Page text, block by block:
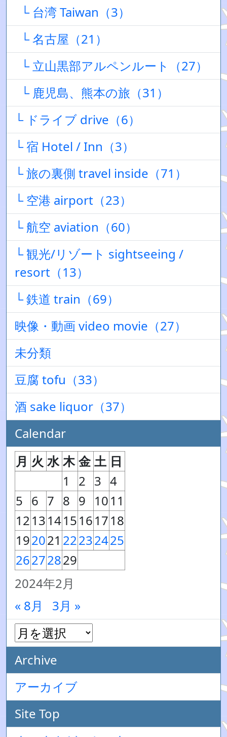
└ 台湾 Taiwan（3）
└ 名古屋（21）
└ 立山黒部アルペンルート（27）
└ 鹿児島、熊本の旅（31）
└ ドライブ drive（6）
└ 宿 Hotel / Inn（3）
└ 旅の裏側 travel inside（71）
└ 空港 airport（23）
└ 航空 aviation（60）
└ 観光/リゾート sightseeing /
resort（13）
└ 鉄道 train（69）
映像・動画 video movie（27）
未分類
豆腐 tofu（33）
酒 sake liquor（37）
Calendar
2024年2月
月 火 水 木 金 土 日
1
2 3 4
5 6 7 8 9 1011
12131415161718
192021 22232425
26272829
« 8月 3月 »
Archive
アーカイブ
Site Top